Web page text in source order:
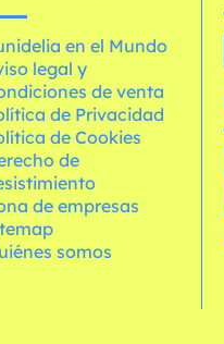
en el Mundo
legal y
de venta
de Privacidad
de Cookies
de
de empresas
somos